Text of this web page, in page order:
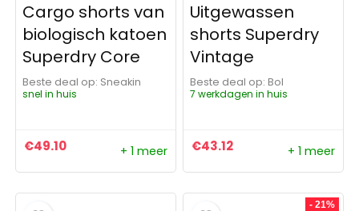
Cargo shorts van
biologisch katoen
Superdry Core
Beste deal op:
Sneakin
snel in huis
€49.10 + 1 meer
Uitgewassen
shorts Superdry
Vintage
Beste deal op:
Bol
7 werkdagen in huis
€43.12 + 1 meer
- 21%